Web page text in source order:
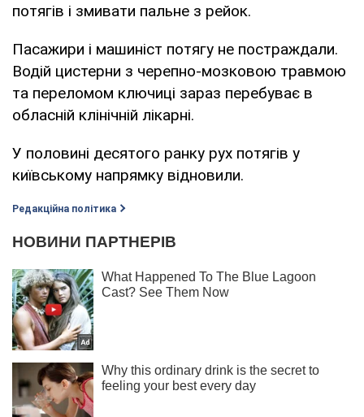
потягів і змивати пальне з рейок.
Пасажири і машиніст потягу не постраждали.
Водій цистерни з черепно-мозковою травмою
та переломом ключиці зараз перебуває в
обласній клінічній лікарні.
У половині десятого ранку рух потягів у
київському напрямку відновили.
Редакційна політика